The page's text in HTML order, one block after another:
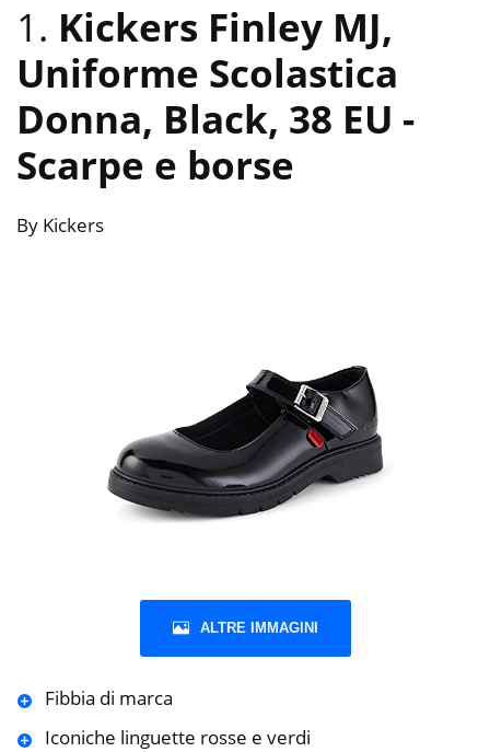
1. Kickers Finley MJ,
Uniforme Scolastica
Donna, Black, 38 EU -
Scarpe e borse
By Kickers
ALTRE IMMAGINI
Fibbia di marca
Iconiche linguette rosse e verdi